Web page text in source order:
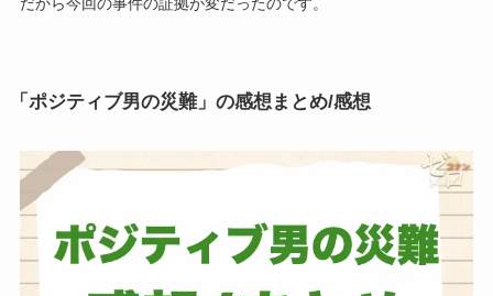
「ポジティブ男の災難」の感想まとめ/感想